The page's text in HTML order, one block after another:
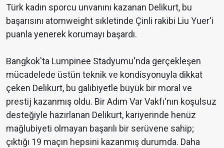
Türk kadın sporcu unvanını kazanan Delikurt, bu
başarısını atomweight sıkletinde Çinli rakibi Liu Yuer'i
puanla yenerek korumayı başardı.
Bangkok'ta Lumpinee Stadyumu'nda gerçekleşen
mücadelede üstün teknik ve kondisyonuyla dikkat
çeken Delikurt, bu galibiyetle büyük bir moral ve
prestij kazanmış oldu. Bir Adım Var Vakfı'nın koşulsuz
desteğiyle hazırlanan Delikurt, kariyerinde henüz
mağlubiyeti olmayan başarılı bir serüvene sahip;
çıktığı 19 maçın hepsini kazanmış durumda. Daha